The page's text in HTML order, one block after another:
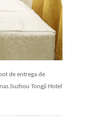
de entrega de
Tongji Hotel